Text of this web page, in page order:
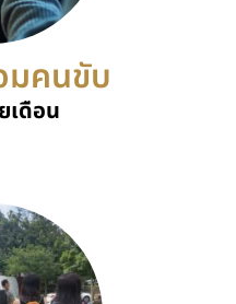
มคนขับ
เดือน